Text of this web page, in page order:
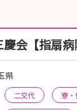
会【指扇病
県
二交代 寮